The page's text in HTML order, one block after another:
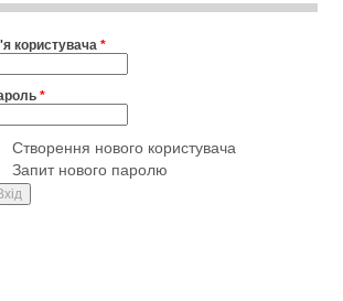
користувача *
*
Створення нового користувача
Запит нового паролю